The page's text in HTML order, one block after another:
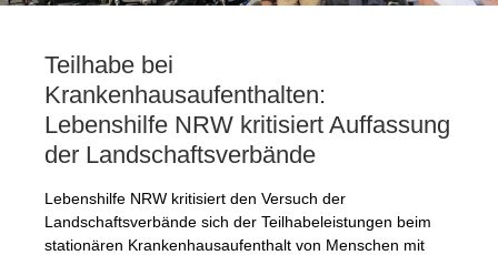
Teilhabe bei
Krankenhausaufenthalten:
Lebenshilfe NRW kritisiert Auffassung
der Landschaftsverbände
Lebenshilfe NRW kritisiert den Versuch der
Landschaftsverbände sich der Teilhabeleistungen beim
stationären Krankenhausaufenthalt von Menschen mit